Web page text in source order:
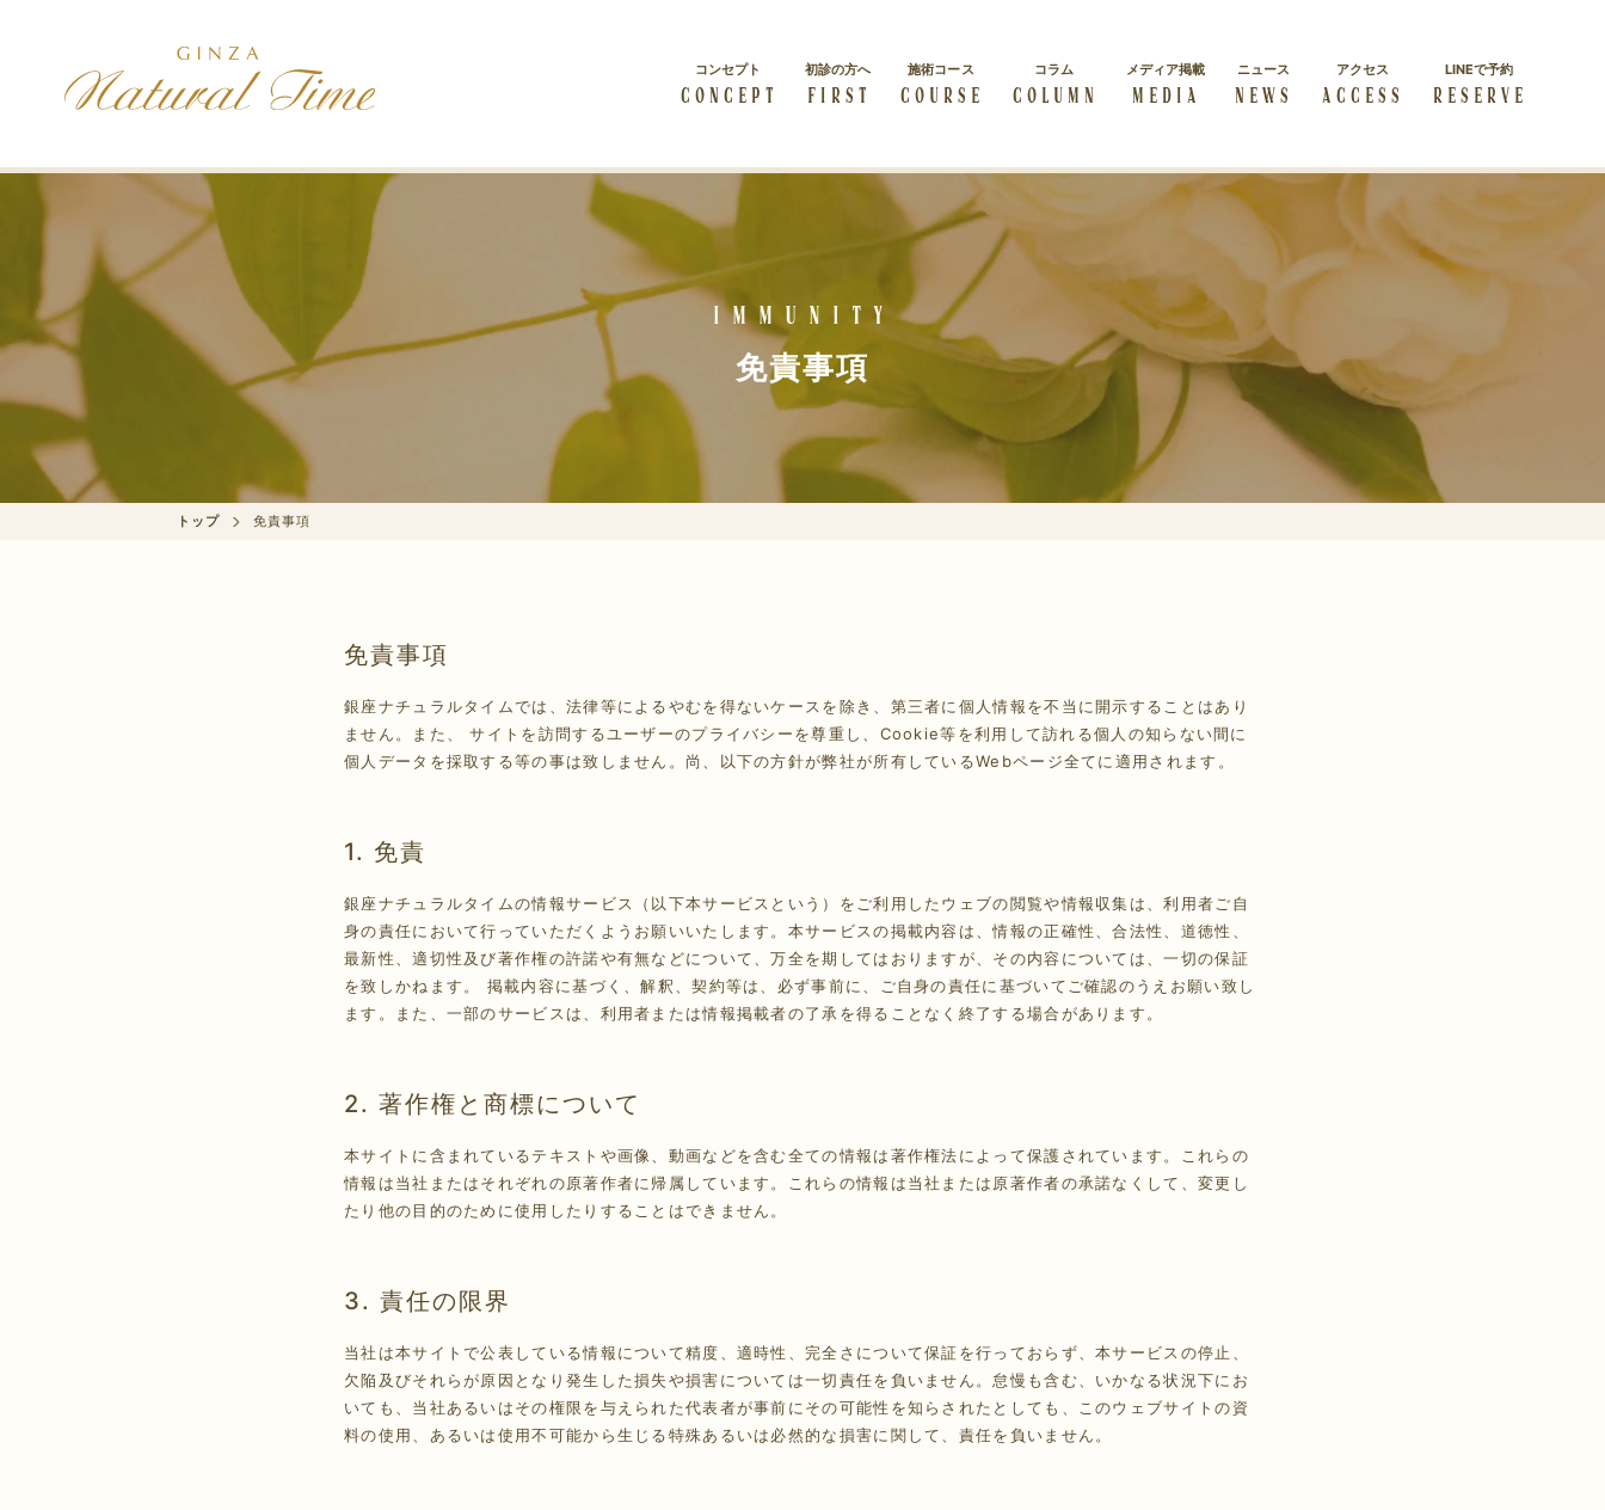
コンセプト
CONCEPT
クール
学べる本格講座を紹介
初診の方へ
FIRST
施術コース
COURSE
施術コース 施術コース一覧
初診の方には、最初に選んで
いただきます
経絡リンパマッサージ
経絡リンパマッサージを受け
たい方
体質改善
症状・体質を改善したい方
身体のパフォーマンスを高め
たい方
ビューティー
カラダの内側から美しくなり
ブライダル
結婚・出産をお考えの方
セルフケア
自身で正しいケアを学びたい
メンバー
コラム
COLUMN
メディア掲載
MEDIA
ニュース
NEWS
アクセス
ACCESS
よくある質問をまとめました
LINEで予約
RESERVE
Immunity
免責事項
トップ 免責事項
免責事項
銀座ナチュラルタイムでは、法律等によるやむを得ないケースを除き、第三者に個人情報を不当に開示することはあり
ません。また、 サイトを訪問するユーザーのプライバシーを尊重し、Cookie等を利用して訪れる個人の知らない間に
個人データを採取する等の事は致しません。尚、以下の方針が弊社が所有しているWebページ全てに適用されます。
1. 免責
銀座ナチュラルタイムの情報サービス（以下本サービスという）をご利用したウェブの閲覧や情報収集は、利用者ご自
身の責任において行っていただくようお願いいたします。本サービスの掲載内容は、情報の正確性、合法性、道徳性、
最新性、適切性及び著作権の許諾や有無などについて、万全を期してはおりますが、その内容については、一切の保証
を致しかねます。 掲載内容に基づく、解釈、契約等は、必ず事前に、ご自身の責任に基づいてご確認のうえお願い致し
ます。また、一部のサービスは、利用者または情報掲載者の了承を得ることなく終了する場合があります。
2. 著作権と商標について
本サイトに含まれているテキストや画像、動画などを含む全ての情報は著作権法によって保護されています。これらの
情報は当社またはそれぞれの原著作者に帰属しています。これらの情報は当社または原著作者の承諾なくして、変更し
たり他の目的のために使用したりすることはできません。
3. 責任の限界
当社は本サイトで公表している情報について精度、適時性、完全さについて保証を行っておらず、本サービスの停止、
欠陥及びそれらが原因となり発生した損失や損害については一切責任を負いません。怠慢も含む、いかなる状況下にお
いても、当社あるいはその権限を与えられた代表者が事前にその可能性を知らされたとしても、このウェブサイトの資
料の使用、あるいは使用不可能から生じる特殊あるいは必然的な損害に関して、責任を負いません。